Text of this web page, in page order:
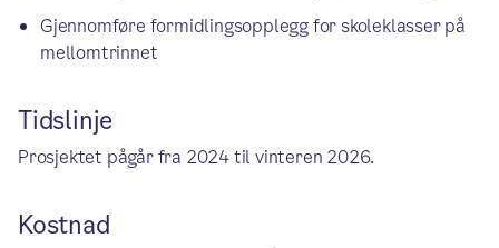
Gjennomføre formidlingsopplegg for skoleklasser på
mellomtrinnet
Tidslinje
Prosjektet pågår fra 2024 til vinteren 2026.
Kostnad